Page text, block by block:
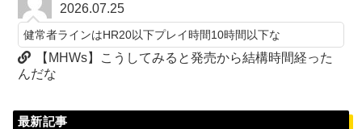
2026.07.25
健常者ラインはHR20以下プレイ時間10時間以下な
【MHWs】こうしてみると発売から結構時間経った
んだな
最新記事